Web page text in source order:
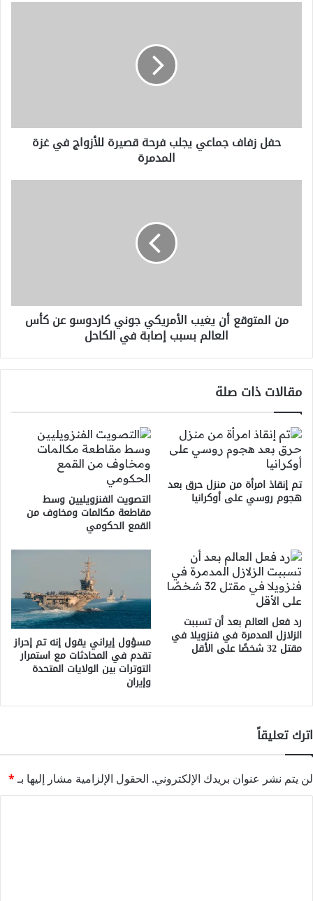
غزة
المدمرةحفل زفاف جماعي يجلب فرحة قصيرة للأزواج في غزة
المدمرة
كأس
العالم
في
من المتوقع أن يغيب الأمريكي جوني كاردوسو عن كأس
العالم بسبب إصابة في الكاحل
مقالات ذات صلة
تم إنقاذ امرأة من منزل حرق بعد
هجوم روسي على أوكرانيا التصويت الفنزويليين وسط
مقاطعة مكالمات ومخاوف من
القمع الحكومي
رد فعل العالم بعد أن تسببت
الزلازل المدمرة في فنزويلا في
مقتل 32 شخصًا على الأقل مسؤول إيراني يقول إنه تم إحراز
تقدم في المحادثات مع استمرار
التوترات بين الولايات المتحدة
وإيران
اترك تعليقاً
لن يتم نشر عنوان بريدك الإلكتروني. الحقول الإلزامية مشار إليها بـ*